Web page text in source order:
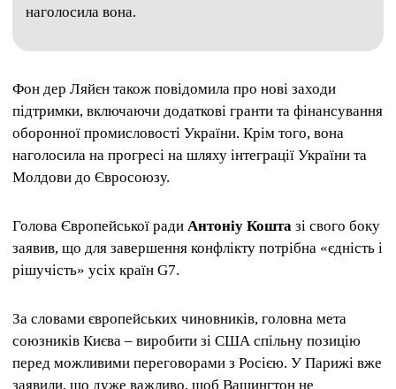
наголосила вона.
Фон дер Ляйєн також повідомила про нові заходи
підтримки, включаючи додаткові гранти та фінансування
оборонної промисловості України. Крім того, вона
наголосила на прогресі на шляху інтеграції України та
Молдови до Євросоюзу.
Голова Європейської ради Антоніу Кошта зі свого боку
заявив, що для завершення конфлікту потрібна «єдність і
рішучість» усіх країн G7.
За словами європейських чиновників, головна мета
союзників Києва – виробити зі США спільну позицію
перед можливими переговорами з Росією. У Парижі вже
заявили, що дуже важливо, щоб Вашингтон не